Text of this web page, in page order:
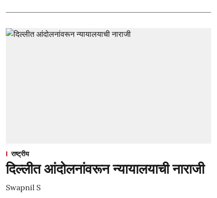
राष्ट्रीय
दिल्लीत आंदोलनांवरून न्यायालयाची नाराजी
Swapnil S